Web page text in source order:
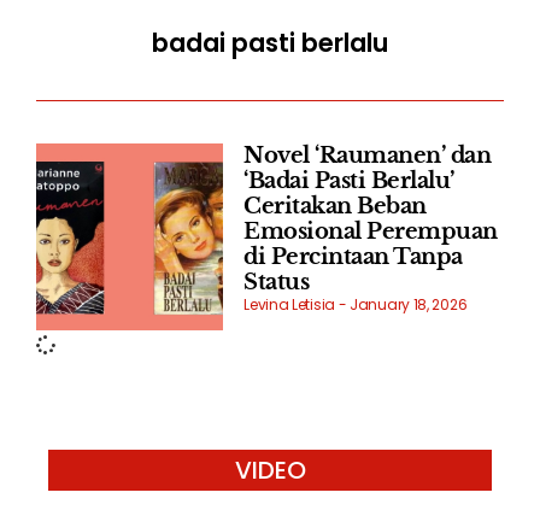
badai pasti berlalu
Novel ‘Raumanen’ dan
‘Badai Pasti Berlalu’
Ceritakan Beban
Emosional Perempuan
di Percintaan Tanpa
Status
Levina Letisia January 18, 2026
VIDEO